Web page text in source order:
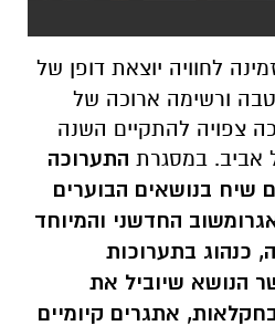
לחוויה יוצאת דופן של
ורשימה ארוכה של
צפויה להתקיים השנה
אביב. במסגרת התערוכה
שיח בנושאים הבוערים
החדשני והמיוחד
כנהוג בתערוכות
הנושא שיוביל את
אתגרים קיומיים